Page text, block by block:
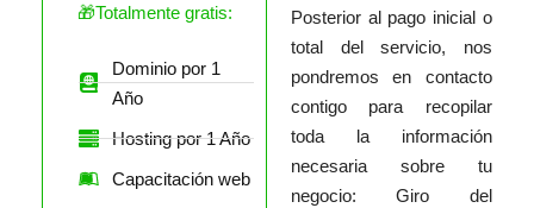
🎁Totalmente gratis:
Dominio por 1
Año
Hosting por 1 Año
Capacitación web
Posterior al pago inicial o
total del servicio, nos
pondremos en contacto
contigo para recopilar
toda la información
necesaria sobre tu
negocio: Giro del